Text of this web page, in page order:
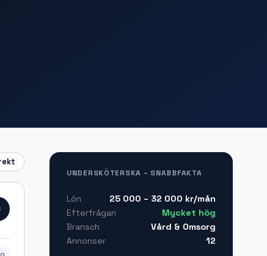
UNDERSKÖTERSKA – SNABBFAKTA
Lön 25 000 – 32 000 kr/mån
Efterfrågan
Mycket hög
Bransch
Vård & Omsorg
Annonser
12